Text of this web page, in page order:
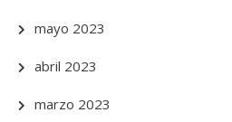
mayo 2023
abril 2023
marzo 2023